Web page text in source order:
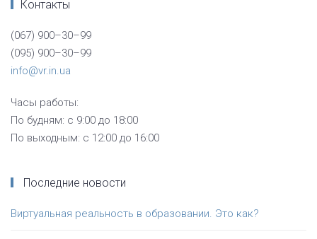
Контакты
(067) 900–30–99
(095) 900–30–99
info@vr.in.ua
Часы работы:
По будням: с 9:00 до 18:00
По выходным: с 12:00 до 16:00
Последние новости
Виртуальная реальность в образовании. Это как?